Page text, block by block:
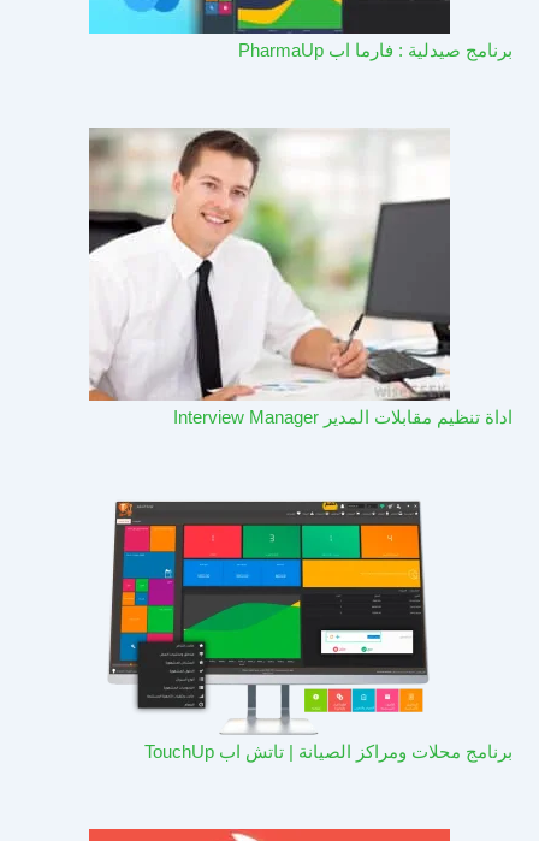
برنامج صيدلية : فارما اب PharmaUp​
اداة تنظيم مقابلات المدير Interview Manager
برنامج محلات ومراكز الصيانة | تاتش اب TouchUp